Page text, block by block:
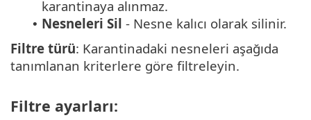
karantinaya alınmaz.
• Nesneleri Sil - Nesne kalıcı olarak silinir.
Filtre türü: Karantinadaki nesneleri aşağıda
tanımlanan kriterlere göre filtreleyin.
Filtre ayarları: